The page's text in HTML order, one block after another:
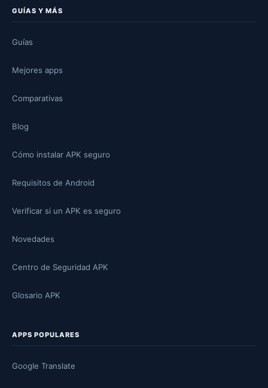
GUÍAS Y MÁS
Guías
Mejores apps
Comparativas
Blog
Cómo instalar APK seguro
Requisitos de Android
Verificar si un APK es seguro
Novedades
Centro de Seguridad APK
Glosario APK
APPS POPULARES
Google Translate